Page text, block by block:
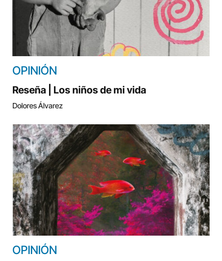
OPINIÓN
Reseña | Los niños de mi vida
Dolores Álvarez
OPINIÓN